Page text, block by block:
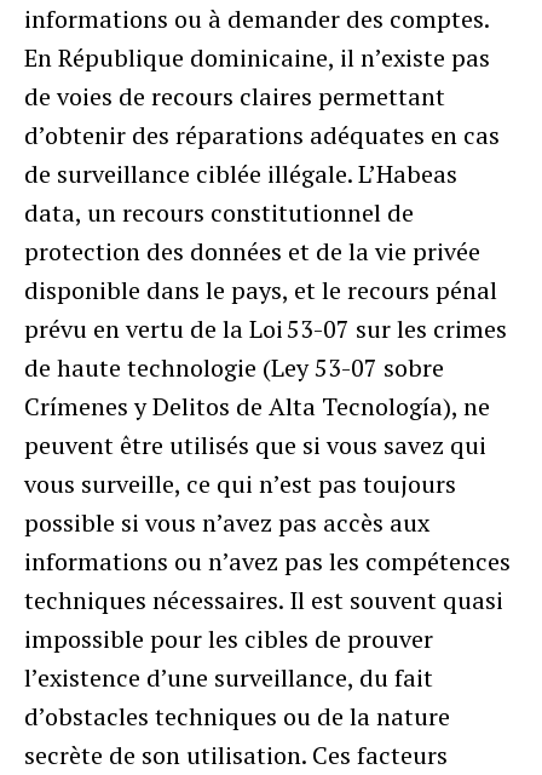
informations ou à demander des comptes.
En République dominicaine, il n’existe pas
de voies de recours claires permettant
d’obtenir des réparations adéquates en cas
de surveillance ciblée illégale. L’Habeas
data, un recours constitutionnel de
protection des données et de la vie privée
disponible dans le pays, et le recours pénal
prévu en vertu de la Loi 53-07 sur les crimes
de haute technologie (Ley 53-07 sobre
Crímenes y Delitos de Alta Tecnología), ne
peuvent être utilisés que si vous savez qui
vous surveille, ce qui n’est pas toujours
possible si vous n’avez pas accès aux
informations ou n’avez pas les compétences
techniques nécessaires. Il est souvent quasi
impossible pour les cibles de prouver
l’existence d’une surveillance, du fait
d’obstacles techniques ou de la nature
secrète de son utilisation. Ces facteurs